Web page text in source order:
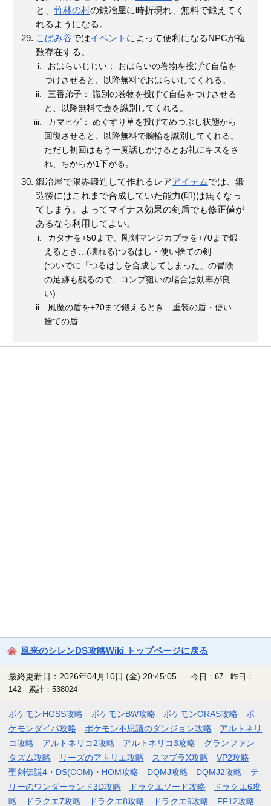
と、 竹林の村の鍛冶屋に時折現れ、無料で鍛えてく
れるようになる。
こばみ谷ではイベント によって便利になるNPCが複
数存在する。
おはらいじじい： おはらいの巻物を投げて自信を
つけさせると、以降無料でおはらいしてくれる。
三番弟子： 識別の巻物を投げて自信をつけさせる
と、以降無料で壺を識別してくれる。
カマヒゲ： めぐすり草を投げてめつぶし状態から
回復させると、以降無料で腕輪を識別してくれる。
ただし初回はもう一度話しかけるとお礼にキスをさ
れ、ちからが1下がる。
鍛冶屋で限界鍛造して作れるレアアイテムでは、鍛
造後にはこれまで合成していた能力(印)は無くなっ
てしまう。よってマイナス効果の剣盾でも修正値が
あるなら利用してよい。
カタナを+50まで、剛剣マンジカブラを+70まで鍛
えるとき…(壊れる)つるはし・使い捨ての剣
(ついでに「つるはしを合成してしまった」の冒険
の足跡も残るので、コンプ狙いの場合は効率が良
い)
風魔の盾を+70まで鍛えるとき…重装の盾・使い
捨ての盾
風来のシレンDS攻略Wiki トップページに戻る
最終更新日：2026年04月10日 (金) 20:45:05
今日：67 昨日：
142 累計：538024
ポケモンHGSS攻略 ポケモンBW攻略 ポケモンORAS攻略
ポ
ケモンダイパ攻略
ポケモン不思議のダンジョン攻略
アルトネリ
コ攻略
アルトネリコ2攻略 アルトネリコ3攻略
グランファン
タズム攻略
リーズのアトリエ攻略 スマブラX攻略
VP2攻略
聖剣伝説4・DS(COM)・HOM攻略
DQMJ攻略 DQMJ2攻略
テ
リーのワンダーランド3D攻略
ドラクエソード攻略
ドラクエ6攻
略
ドラクエ7攻略 ドラクエ8攻略 ドラクエ9攻略 FF12攻略